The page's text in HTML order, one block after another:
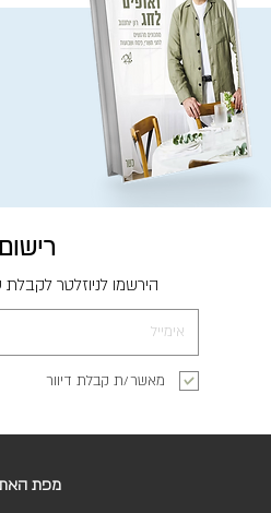
מאשר/ת קבלת דיוור
הירשמו לניוזלטר לקבלת
מפת